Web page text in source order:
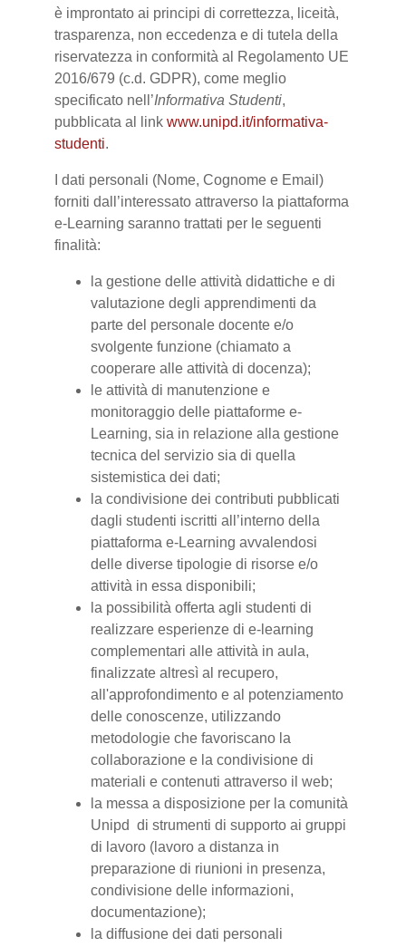
è improntato ai principi di correttezza, liceità,
trasparenza, non eccedenza e di tutela della
riservatezza in conformità al Regolamento UE
2016/679 (c.d. GDPR), come meglio
specificato nell’Informativa Studenti,
pubblicata al link www.unipd.it/informativa-
studenti.
I dati personali (Nome, Cognome e Email)
forniti dall’interessato attraverso la piattaforma
e-Learning saranno trattati per le seguenti
finalità:
la gestione delle attività didattiche e di
valutazione degli apprendimenti da
parte del personale docente e/o
svolgente funzione (chiamato a
cooperare alle attività di docenza);
le attività di manutenzione e
monitoraggio delle piattaforme e-
Learning, sia in relazione alla gestione
tecnica del servizio sia di quella
sistemistica dei dati;
la condivisione dei contributi pubblicati
dagli studenti iscritti all’interno della
piattaforma e-Learning avvalendosi
delle diverse tipologie di risorse e/o
attività in essa disponibili;
la possibilità offerta agli studenti di
realizzare esperienze di e-learning
complementari alle attività in aula,
finalizzate altresì al recupero,
all'approfondimento e al potenziamento
delle conoscenze, utilizzando
metodologie che favoriscano la
collaborazione e la condivisione di
materiali e contenuti attraverso il web;
la messa a disposizione per la comunità
Unipd di strumenti di supporto ai gruppi
di lavoro (lavoro a distanza in
preparazione di riunioni in presenza,
condivisione delle informazioni,
documentazione);
la diffusione dei dati personali